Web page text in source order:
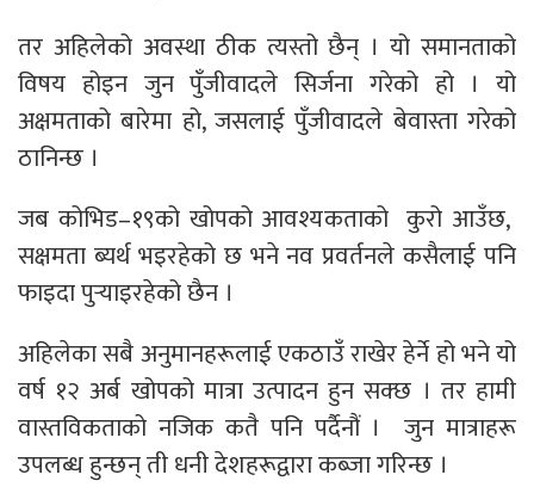
तर अहिलेको अवस्था ठीक त्यस्तो छैन् । यो समानताको
विषय होइन जुन पुँजीवादले सिर्जना गरेको हो । यो
अक्षमताको बारेमा हो, जसलाई पुँजीवादले बेवास्ता गरेको
ठानिन्छ ।
जब कोभिड–१९को खोपको आवश्यकताको कुरो आउँछ,
सक्षमता ब्यर्थ भइरहेको छ भने नव प्रवर्तनले कसैलाई पनि
फाइदा पुर्‍याइरहेको छैन ।
अहिलेका सबै अनुमानहरूलाई एकठाउँ राखेर हेर्ने हो भने यो
वर्ष १२ अर्ब खोपको मात्रा उत्पादन हुन सक्छ । तर हामी
वास्तविकताको नजिक कतै पनि पर्दैनौं । जुन मात्राहरू
उपलब्ध हुन्छन् ती धनी देशहरूद्वारा कब्जा गरिन्छ ।